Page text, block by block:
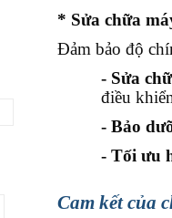
* Sửa chữa
Đảm bảo độ
- Sửa
điều
- Bảo
- Tối ưu
Cam kết của